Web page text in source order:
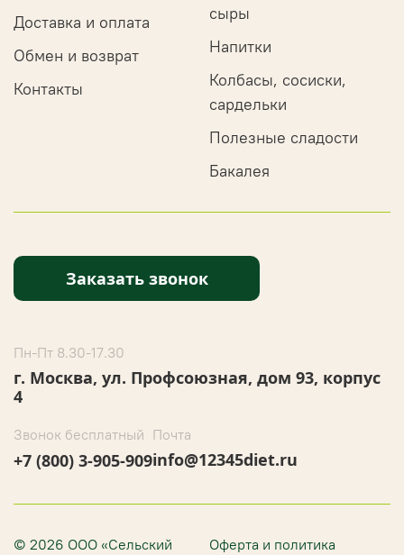
Доставка и оплата
Обмен и возврат
Контакты
сыры
Напитки
Колбасы, сосиски,
сардельки
Полезные сладости
Бакалея
Заказать звонок
Пн-Пт 8.30-17.30
г. Москва, ул. Профсоюзная, дом 93, корпус
4
Звонок бесплатный
+7 (800) 3-905-909
Почта
info@12345diet.ru
© 2026 ООО «Сельский
Оферта и политика